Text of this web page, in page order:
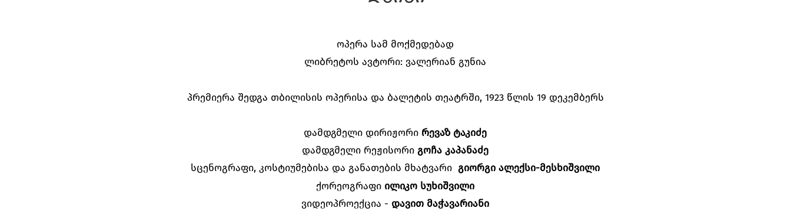
ოპერა სამ მოქმედებად
ლიბრეტოს ავტორი: ვალერიან გუნია
პრემიერა შედგა თბილისის ოპერისა და ბალეტის თეატრში, 1923 წლის 19 დეკემბერს
დამდგმელი დირიჟორი რევაზ ტაკიძე
დამდგმელი რეჟისორი გოჩა კაპანაძე
სცენოგრაფი, კოსტიუმებისა და განათების მხატვარი გიორგი ალექსი-მესხიშვილი
ქორეოგრაფი ილიკო სუხიშვილი
ვიდეოპროექცია - დავით მაჭავარიანი